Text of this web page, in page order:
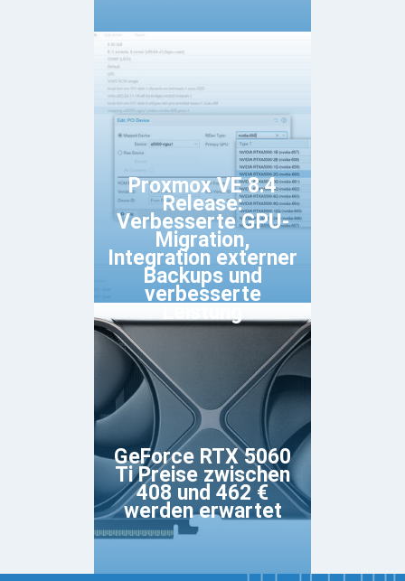
Proxmox VE 8.4
Release:
Verbesserte GPU-
Migration,
Integration externer
Backups und
verbesserte
GeForce RTX 5060
Ti Preise zwischen
408 und 462 €
werden erwartet